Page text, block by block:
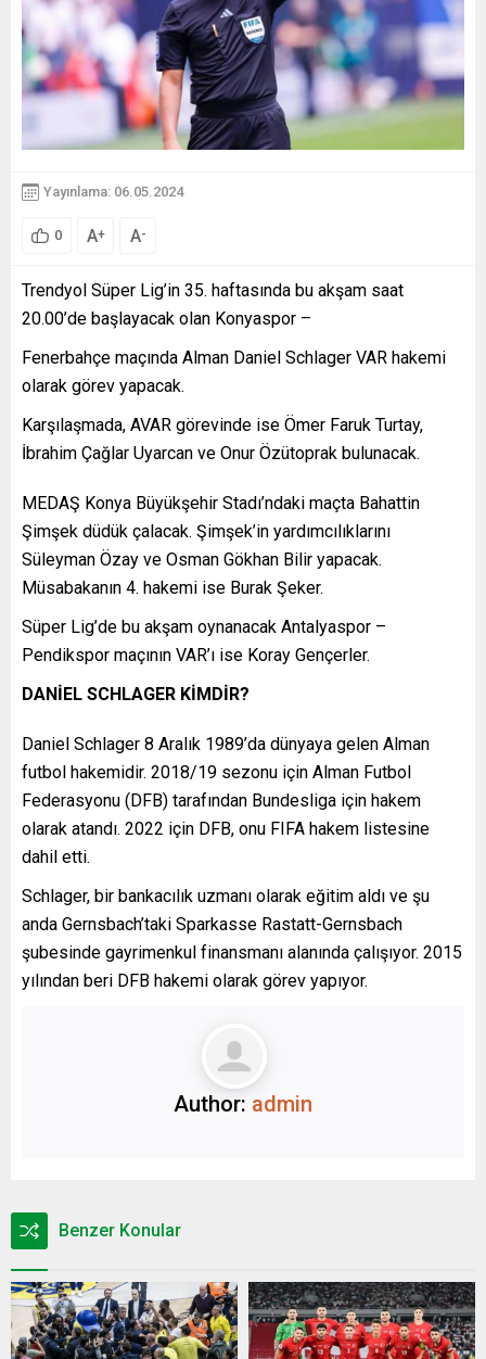
Yayınlama: 06.05.2024
0 A+ A-
Trendyol Süper Lig’in 35. haftasında bu akşam saat
20.00’de başlayacak olan Konyaspor –
Fenerbahçe maçında Alman Daniel Schlager VAR hakemi
olarak görev yapacak.
Karşılaşmada, AVAR görevinde ise Ömer Faruk Turtay,
İbrahim Çağlar Uyarcan ve Onur Özütoprak bulunacak.
MEDAŞ Konya Büyükşehir Stadı’ndaki maçta Bahattin
Şimşek düdük çalacak. Şimşek’in yardımcılıklarını
Süleyman Özay ve Osman Gökhan Bilir yapacak.
Müsabakanın 4. hakemi ise Burak Şeker.
Süper Lig’de bu akşam oynanacak Antalyaspor –
Pendikspor maçının VAR’ı ise Koray Gençerler.
DANİEL SCHLAGER KİMDİR?
Daniel Schlager 8 Aralık 1989’da dünyaya gelen Alman
futbol hakemidir. 2018/19 sezonu için Alman Futbol
Federasyonu (DFB) tarafından Bundesliga için hakem
olarak atandı. 2022 için DFB, onu FIFA hakem listesine
dahil etti.
Schlager, bir bankacılık uzmanı olarak eğitim aldı ve şu
anda Gernsbach’taki Sparkasse Rastatt-Gernsbach
şubesinde gayrimenkul finansmanı alanında çalışıyor. 2015
yılından beri DFB hakemi olarak görev yapıyor.
Author: admin
Benzer Konular